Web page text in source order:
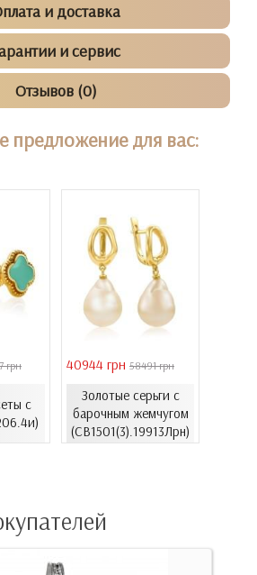
и доставка
и сервис
Отзывов (0)
предложение для вас:
грн
с
40944 грн 58491 грн
Золотые серьги с
барочным жемчугом
(СВ1501(3).19913Лрн)